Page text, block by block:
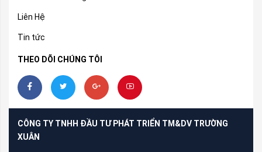
Liên Hệ
Tin tức
THEO DÕI CHÚNG TÔI
CÔNG TY TNHH ĐẦU TƯ PHÁT TRIỂN TM&DV TRƯỜNG
XUÂN